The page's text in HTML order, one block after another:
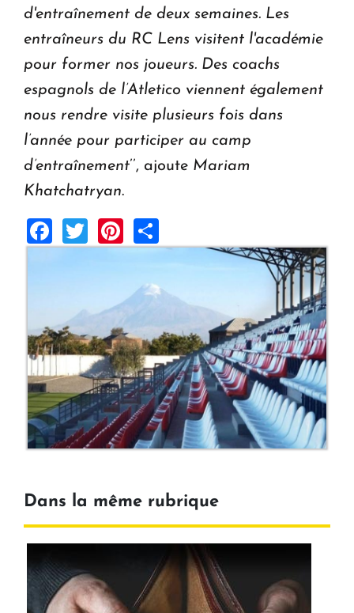
d'entraînement de deux semaines. Les
entraîneurs du RC Lens visitent l'académie
pour former nos joueurs. Des coachs
espagnols de l’Atletico viennent également
nous rendre visite plusieurs fois dans
l’année pour participer au camp
d’entraînement’’, ajoute Mariam
Khatchatryan.
Facebook
TwitterPinterest
Dans la même rubrique